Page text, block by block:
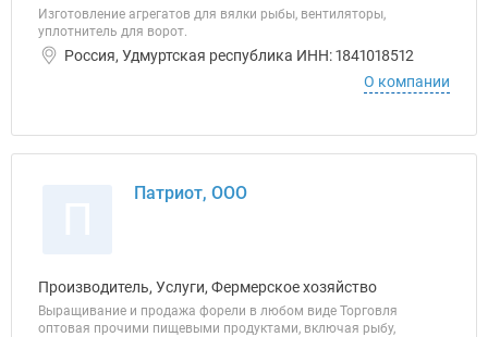
Изготовление агрегатов для вялки рыбы, вентиляторы,
уплотнитель для ворот.
Россия, Удмуртская республика ИНН: 1841018512
О компании
Патриот, ООО
Производитель, Услуги, Фермерское хозяйство
Выращивание и продажа форели в любом виде Торговля
оптовая прочими пищевыми продуктами, включая рыбу,